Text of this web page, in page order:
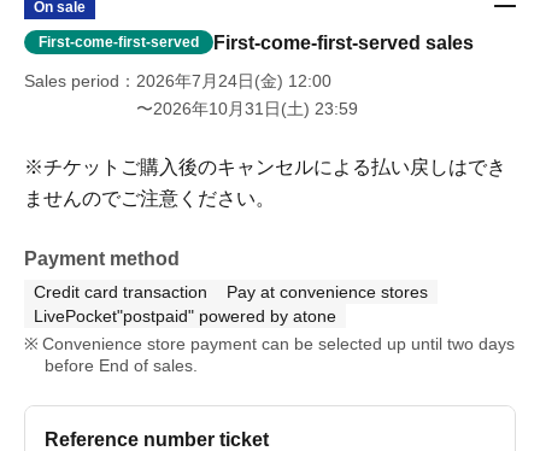
On sale
First-come-first-served First-come-first-served sales
Sales period
2026年7月24日(金) 12:00
〜2026年10月31日(土) 23:59
※チケットご購入後のキャンセルによる払い戻しはでき
ませんのでご注意ください。
Payment method
Credit card transaction
Pay at convenience stores
LivePocket"postpaid" powered by atone
Convenience store payment can be selected up until two days
before End of sales.
Reference number ticket